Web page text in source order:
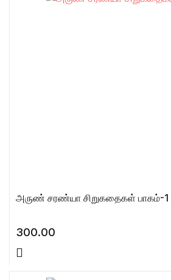
அருண் சரண்யா சிறுகதைகள் பாகம்-1
300.00